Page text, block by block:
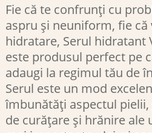
Fie că te confrunți cu
aspru și neuniform, fie
hidratare, Serul hidratant
este produsul perfect pe
adaugi la regimul tău de
Serul este un mod
îmbunătăți aspectul
de curățare și hrănire ale